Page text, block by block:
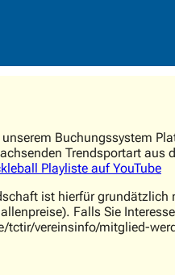
Buchungssystem
Trendsportart aus
Playliste auf YouTube
ist hierfür grundätzlich
Falls Sie
tctir/vereinsinfo/mitglied-